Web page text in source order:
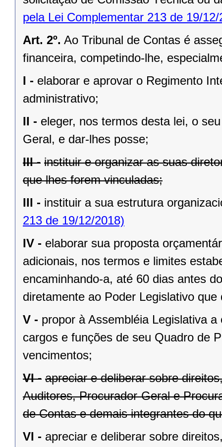
pela Lei Complementar 213 de 19/12/
Art. 2º. Ao Tribunal de Contas é
financeira, competindo-lhe,
I - elaborar e aprovar o Regimento
administrativo;
II - eleger, nos termos desta lei, o
Geral, e dar-lhes posse;
III - instituir e organizar as suas
que lhes forem vinculadas;
III - instituir a sua estrutura
213 de 19/12/2018)
IV - elaborar sua proposta
adicionais, nos termos e limites
encaminhando-a, até 60 dias antes
diretamente ao Poder Legislativo
V - propor à Assembléia Legislativa
cargos e funções de seu Quadro de
vencimentos;
VI - apreciar e deliberar sobre
Auditores, Procurador-Geral e
de Contas e demais integrantes do
VI - apreciar e deliberar sobre